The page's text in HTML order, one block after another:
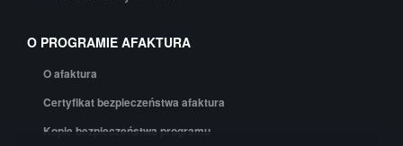
O PROGRAMIE AFAKTURA
O afaktura
Certyfikat bezpieczeństwa afaktura
Kopie bezpieczeństwa programu